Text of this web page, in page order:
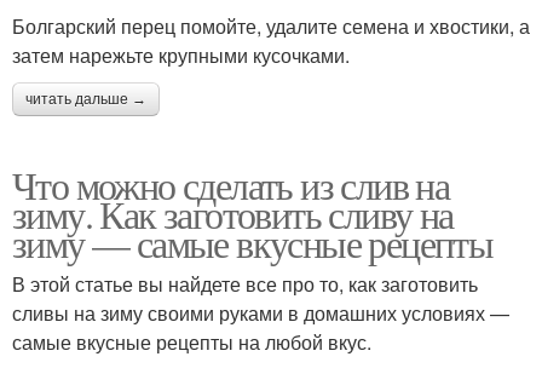
Болгарский перец помойте, удалите семена и хвостики, а
затем нарежьте крупными кусочками.
читать дальше →
Что можно сделать из слив на
зиму. Как заготовить сливу на
зиму — самые вкусные рецепты
В этой статье вы найдете все про то, как заготовить
сливы на зиму своими руками в домашних условиях —
самые вкусные рецепты на любой вкус.